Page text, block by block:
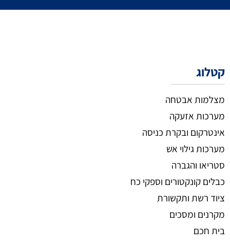
קטלוג
מצלמות אבטחה
מערכות אזעקה
אינטרקום ובקרת כניסה
מערכות גילוי אש
סטריאו והגברה
כבלים קונקטורים וספקי כח
ציוד רשת ותקשורת
מקרנים ומסכים
בית חכם